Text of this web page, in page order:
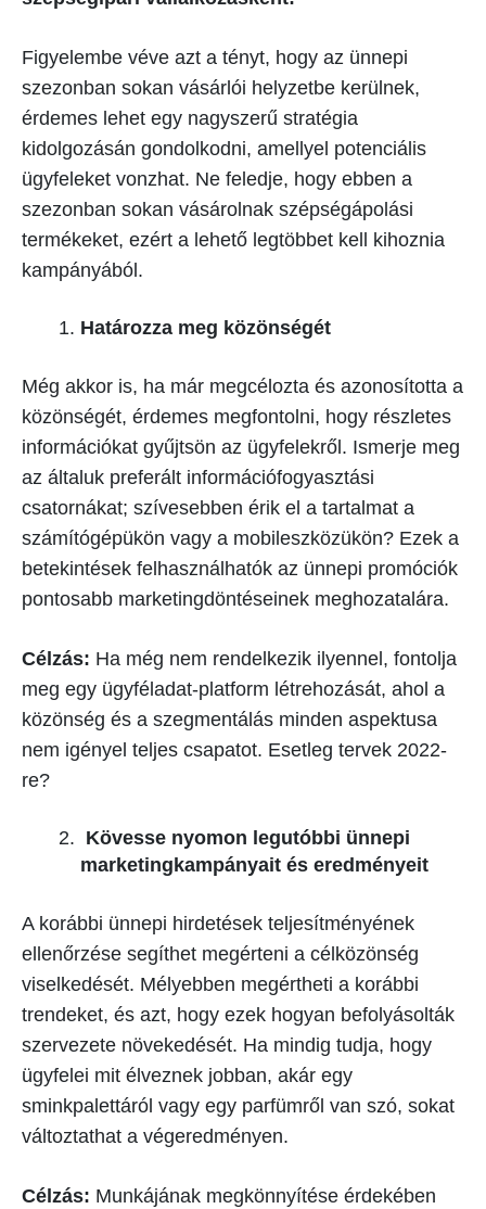
Figyelembe véve azt a tényt, hogy az ünnepi
szezonban sokan vásárlói helyzetbe kerülnek,
érdemes lehet egy nagyszerű stratégia
kidolgozásán gondolkodni, amellyel potenciális
ügyfeleket vonzhat. Ne feledje, hogy ebben a
szezonban sokan vásárolnak szépségápolási
termékeket, ezért a lehető legtöbbet kell kihoznia
kampányából.
Határozza meg közönségét
Még akkor is, ha már megcélozta és azonosította a
közönségét, érdemes megfontolni, hogy részletes
információkat gyűjtsön az ügyfelekről. Ismerje meg
az általuk preferált információfogyasztási
csatornákat; szívesebben érik el a tartalmat a
számítógépükön vagy a mobileszközükön? Ezek a
betekintések felhasználhatók az ünnepi promóciók
pontosabb marketingdöntéseinek meghozatalára.
Célzás: Ha még nem rendelkezik ilyennel, fontolja
meg egy ügyféladat-platform létrehozását, ahol a
közönség és a szegmentálás minden aspektusa
nem igényel teljes csapatot. Esetleg tervek 2022-
re?
Kövesse nyomon legutóbbi ünnepi
marketingkampányait és eredményeit
A korábbi ünnepi hirdetések teljesítményének
ellenőrzése segíthet megérteni a célközönség
viselkedését. Mélyebben megértheti a korábbi
trendeket, és azt, hogy ezek hogyan befolyásolták
szervezete növekedését. Ha mindig tudja, hogy
ügyfelei mit élveznek jobban, akár egy
sminkpalettáról vagy egy parfümről van szó, sokat
változtathat a végeredményen.
Célzás: Munkájának megkönnyítése érdekében